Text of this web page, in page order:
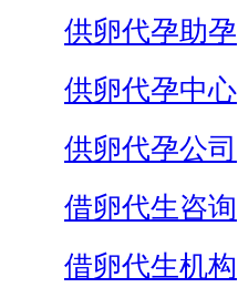
供卵代孕助孕
供卵代孕中心
供卵代孕公司
借卵代生咨询
借卵代生机构